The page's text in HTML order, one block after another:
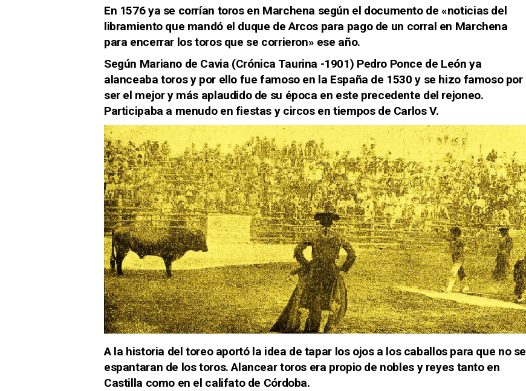
En 1576 ya se corrían toros en Marchena según el documento de «noticias del
libramiento que mandó el duque de Arcos para pago de un corral en Marchena
para encerrar los toros que se corrieron» ese año.
Según Mariano de Cavia (Crónica Taurina -1901) Pedro Ponce de León ya
alanceaba toros y por ello fue famoso en la España de 1530 y se hizo famoso por
ser el mejor y más aplaudido de su época en este precedente del rejoneo.
Participaba a menudo en fiestas y circos en tiempos de Carlos V.
A la historia del toreo aportó la idea de tapar los ojos a los caballos para que no se
espantaran de los toros. Alancear toros era propio de nobles y reyes tanto en
Castilla como en el califato de Córdoba.